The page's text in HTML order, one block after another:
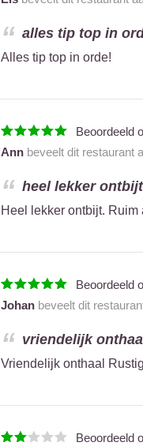
alles tip top in
Alles tip top in orde!
Beoordeeld
Annbeveelt dit restaurant
heel lekker
Heel lekker ontbijt.
Beoordeeld
Johanbeveelt dit
vriendelijk
Vriendelijk onthaal
Beoordeeld